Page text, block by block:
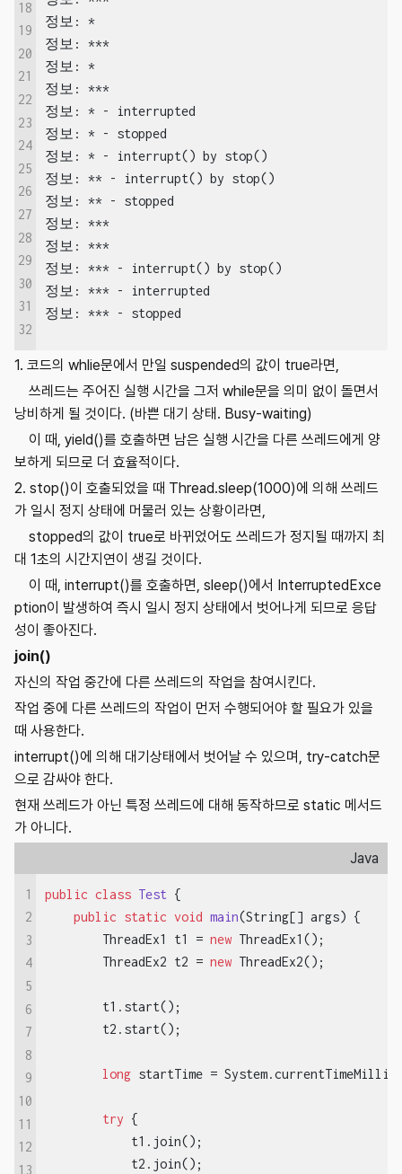
18
19
20
21
22
23
24
25
26
27
28
29
30
31
32
정보: *
정보: ***
정보: *
정보: ***
정보: * - interrupted
정보: * - stopped
정보: * - interrupt() by stop()
정보: ** - interrupt() by stop()
정보: ** - stopped
정보: ***
정보: ***
정보: *** - interrupt() by stop()
정보: *** - interrupted
정보: *** - stopped
1. 코드의 whlie문에서 만일 suspended의 값이 true라면,
쓰레드는 주어진 실행 시간을 그저 while문을 의미 없이 돌면서
낭비하게 될 것이다. (바쁜 대기 상태. Busy-waiting)
이 때, yield()를 호출하면 남은 실행 시간을 다른 쓰레드에게 양
보하게 되므로 더 효율적이다.
2. stop()이 호출되었을 때 Thread.sleep(1000)에 의해 쓰레드
가 일시 정지 상태에 머물러 있는 상황이라면,
stopped의 값이 true로 바뀌었어도 쓰레드가 정지될 때까지 최
대 1초의 시간지연이 생길 것이다.
이 때, interrupt()를 호출하면, sleep()에서 InterruptedExce
ption이 발생하여 즉시 일시 정지 상태에서 벗어나게 되므로 응답
성이 좋아진다.
join()
자신의 작업 중간에 다른 쓰레드의 작업을 참여시킨다.
작업 중에 다른 쓰레드의 작업이 먼저 수행되어야 할 필요가 있을
때 사용한다.
interrupt()에 의해 대기상태에서 벗어날 수 있으며, try-catch문
으로 감싸야 한다.
현재 쓰레드가 아닌 특정 쓰레드에 대해 동작하므로 static 메서드
가 아니다.
Java
1
2
3
4
5
6
7
8
9
10
11
12
13
public class Test {
public static void main(String[] args) {
        ThreadEx1 t1 =
new ThreadEx1();
        ThreadEx2 t2 =
new ThreadEx2();
        t1.start();
        t2.start();
long startTime =
try {
            t1.join();
            t2.join();